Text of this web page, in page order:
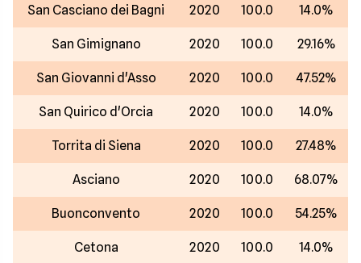
San Casciano dei Bagni 2020 100.0 14.0%
San Gimignano 2020 100.0 29.16%
San Giovanni d'Asso 2020 100.0 47.52%
San Quirico d'Orcia 2020 100.0 14.0%
Torrita di Siena 2020 100.0 27.48%
Asciano 2020 100.0 68.07%
Buonconvento 2020 100.0 54.25%
Cetona 2020 100.0 14.0%